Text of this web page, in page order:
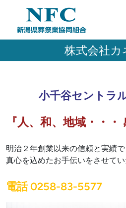
株式会社カ
小千谷セントラ
『人、和、地域・・・
明治２年創業以来の信頼と実績で
真心を込めたお手伝いをさせてい
電話 0258-83-5577